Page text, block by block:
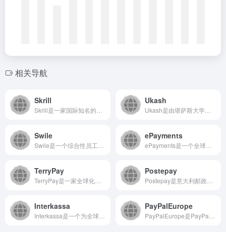
相关导航
Skrill Ukash
Swile ePayments
TerryPay Postepay
Interkassa PayPalEurope